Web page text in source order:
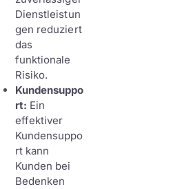
Dienstleistun
gen reduziert
das
funktionale
Risiko.
Kundensuppo
rt: Ein
effektiver
Kundensuppo
rt kann
Kunden bei
Bedenken